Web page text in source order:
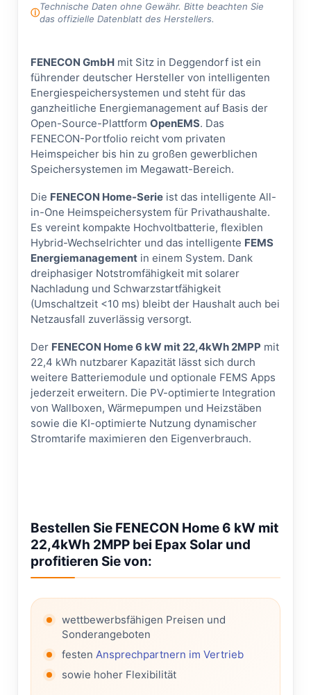
Technische Daten ohne Gewähr. Bitte beachten Sie
das offizielle Datenblatt des Herstellers.
FENECON GmbH mit Sitz in Deggendorf ist ein
führender deutscher Hersteller von intelligenten
Energiespeichersystemen und steht für das
ganzheitliche Energiemanagement auf Basis der
Open-Source-Plattform OpenEMS. Das
FENECON-Portfolio reicht vom privaten
Heimspeicher bis hin zu großen gewerblichen
Speichersystemen im Megawatt-Bereich.
Die FENECON Home-Serie ist das intelligente All-
in-One Heimspeichersystem für Privathaushalte.
Es vereint kompakte Hochvoltbatterie, flexiblen
Hybrid-Wechselrichter und das intelligente FEMS
Energiemanagement in einem System. Dank
dreiphasiger Notstromfähigkeit mit solarer
Nachladung und Schwarzstartfähigkeit
(Umschaltzeit <10 ms) bleibt der Haushalt auch bei
Netzausfall zuverlässig versorgt.
Der FENECON Home 6 kW mit 22,4kWh 2MPP mit
22,4 kWh nutzbarer Kapazität lässt sich durch
weitere Batteriemodule und optionale FEMS Apps
jederzeit erweitern. Die PV-optimierte Integration
von Wallboxen, Wärmepumpen und Heizstäben
sowie die KI-optimierte Nutzung dynamischer
Stromtarife maximieren den Eigenverbrauch.
Bestellen Sie FENECON Home 6 kW mit
22,4kWh 2MPP bei Epax Solar und
profitieren Sie von:
wettbewerbsfähigen Preisen und
Sonderangeboten
festen Ansprechpartnern im Vertrieb
sowie hoher Flexibilität